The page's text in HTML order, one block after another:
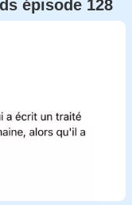
épisode 128